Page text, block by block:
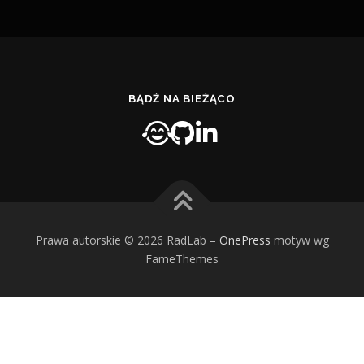
BĄDŹ NA BIEŻĄCO
Prawa autorskie © 2026 RadLab – OnePress motyw wg
FameThemes